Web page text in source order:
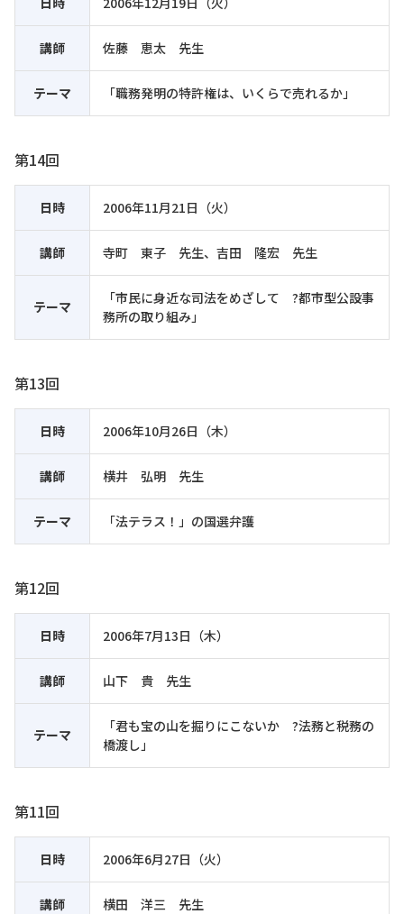
講師 佐藤 恵太 先生
テーマ 「職務発明の特許権は、いくらで売れるか」
第14回
日時 2006年11月21日（火）
講師 寺町 東子 先生、吉田 隆宏 先生
テーマ
「市民に身近な司法をめざして ?都市型公設事
務所の取り組み」
第13回
日時 2006年10月26日（木）
講師 横井 弘明 先生
テーマ 「法テラス！」の国選弁護
第12回
日時 2006年7月13日（木）
講師 山下 貴 先生
テーマ
「君も宝の山を掘りにこないか ?法務と税務の
橋渡し」
第11回
日時 2006年6月27日（火）
講師 横田 洋三 先生